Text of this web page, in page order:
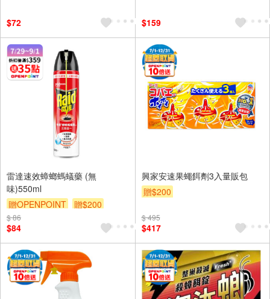
$72 $159
雷達速效蟑螂螞蟻藥 (無
味)550ml
贈OPENPOINT
贈$200
$ 86
$84
興家安速果蠅餌劑3入量販包
贈$200
$ 495
$417